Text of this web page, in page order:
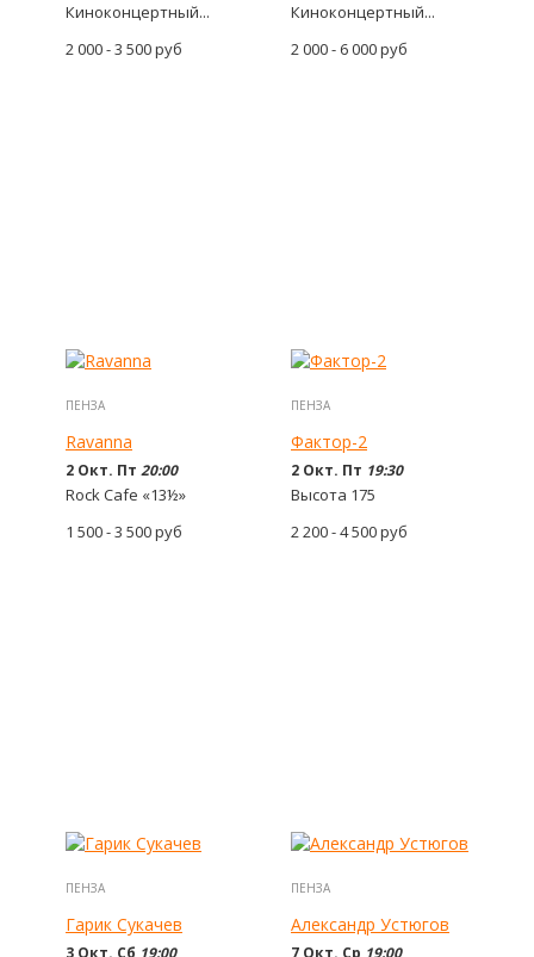
Киноконцертный...
2 000 - 3 500руб
Киноконцертный...
2 000 - 6 000руб
ПЕНЗА
Ravanna
2 Окт. Пт 20:00
Rock Cafe «13½»
1 500 - 3 500руб
ПЕНЗА
Фактор-2
2 Окт. Пт 19:30
Высота 175
2 200 - 4 500руб
ПЕНЗА
Гарик Сукачев
3 Окт. Сб 19:00
ПЕНЗА
Александр Устюгов
7 Окт. Ср 19:00